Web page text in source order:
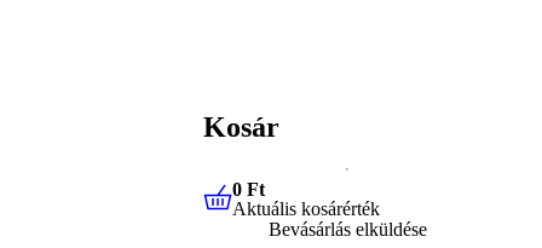
Kosár
0 FtAktuális kosárérték
0 Ft
Aktuális kosárérték
Bevásárlás elküldése